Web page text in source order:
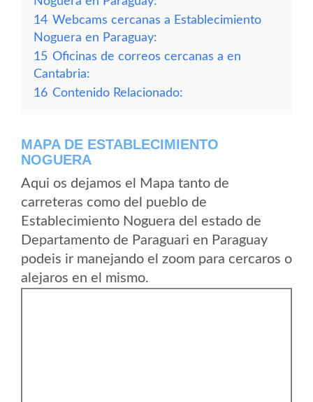
14 Webcams cercanas a Establecimiento
Noguera en Paraguay:
15 Oficinas de correos cercanas a en
Cantabria:
16 Contenido Relacionado:
MAPA DE ESTABLECIMIENTO
NOGUERA
Aqui os dejamos el Mapa tanto de
carreteras como del pueblo de
Establecimiento Noguera del estado de
Departamento de Paraguari en Paraguay
podeis ir manejando el zoom para cercaros o
alejaros en el mismo.